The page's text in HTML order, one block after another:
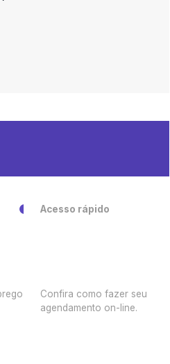
Acesso rápido
Confira como fazer seu
agendamento on-line.